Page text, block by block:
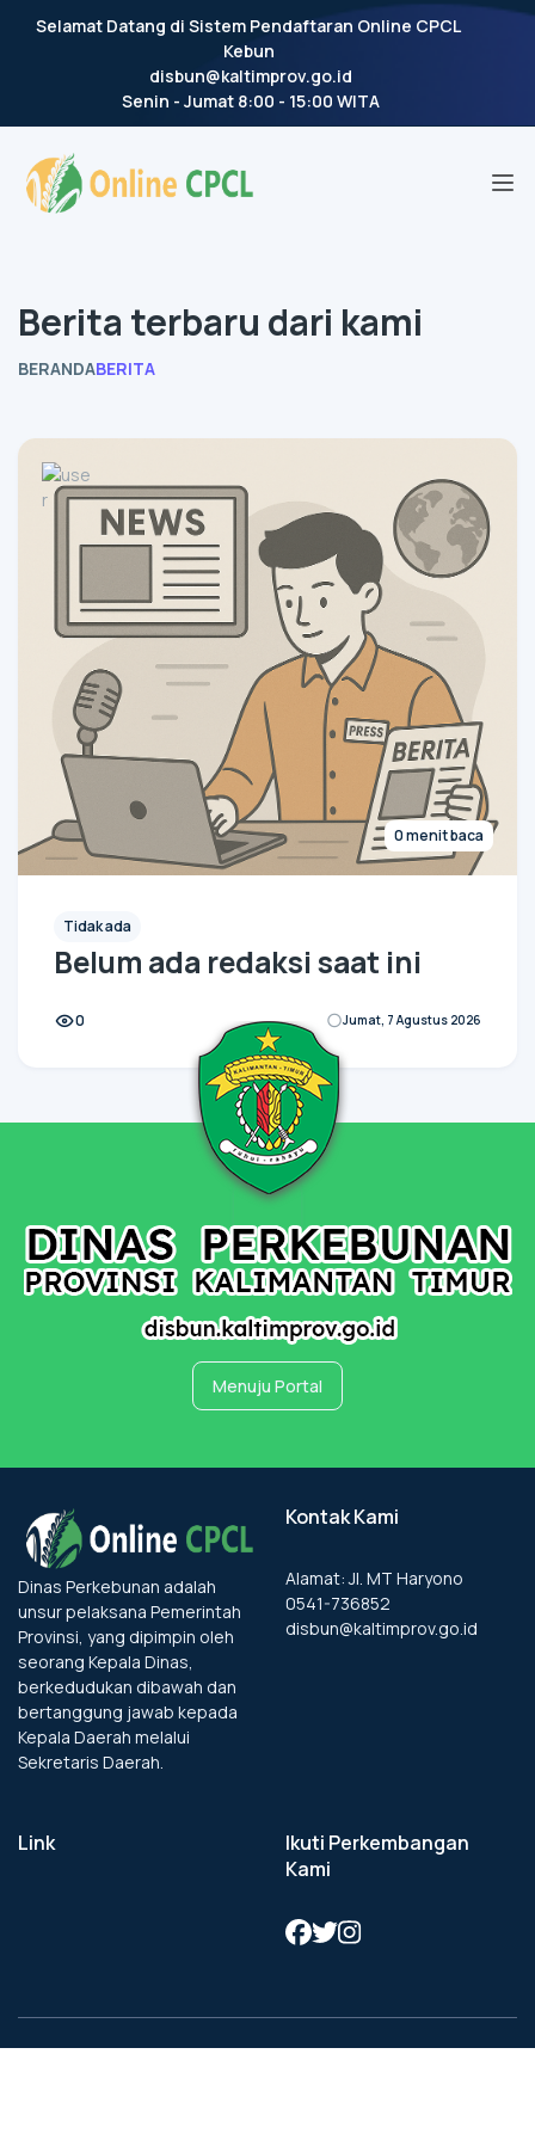
Selamat Datang di Sistem Pendaftaran Online CPCL
Kebun
disbun@kaltimprov.go.id
Senin - Jumat 8:00 - 15:00 WITA
Berita terbaru dari kami
BERANDABERITA
Tidak ada
Belum ada redaksi saat ini
0 Jumat, 7 Agustus 2026
0 menit baca
Menuju Portal
Dinas Perkebunan adalah
unsur pelaksana Pemerintah
Provinsi, yang dipimpin oleh
seorang Kepala Dinas,
berkedudukan dibawah dan
bertanggung jawab kepada
Kepala Daerah melalui
Sekretaris Daerah.
Kontak Kami
Alamat: Jl. MT Haryono
0541-736852
disbun@kaltimprov.go.id
Link
Ikuti Perkembangan
Kami